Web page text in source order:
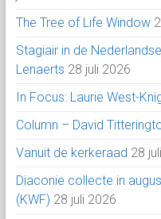
The Tree of Life Window
Stagiair in de
Lenaerts 28 juli 2026
In Focus: Laurie West-
Column – David
Vanuit de kerkeraad 28
Diaconie collecte in
(KWF) 28 juli 2026